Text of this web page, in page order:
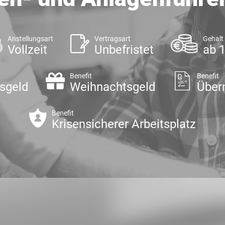
Anstellungsart
Vollzeit
Vertragsart
Unbefristet
Gehalt
ab
Benefit
Weihnachtsgeld
Benefit
Benefit
Krisensicherer Arbeitsplatz